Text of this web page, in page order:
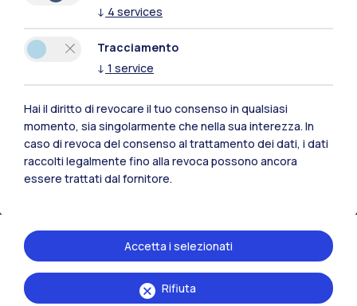
Tutti i siti dell’ecosistema
Residenze
↓ 4 services
Tracciamento
↓ 1 service
Hai il diritto di revocare il tuo consenso in qualsiasi
momento, sia singolarmente che nella sua interezza. In
caso di revoca del consenso al trattamento dei dati, i dati
raccolti legalmente fino alla revoca possono ancora
essere trattati dal fornitore.
Rifiuta
Accetta i selezionati